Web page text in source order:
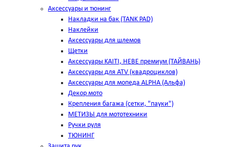
Аксессуары и тюнинг
Накладки на бак (TANK PAD)
Наклейки
Аксессуары для шлемов
Щетки
Аксессуары KAITI, HEBE премиум (ТАЙВАНЬ)
Аксессуары для ATV (квадроциклов)
Аксессуары для мопеда ALPHA (Альфа)
Декор мото
Крепления багажа (сетки, "пауки")
МЕТИЗЫ для мототехники
Ручки руля
ТЮНИНГ